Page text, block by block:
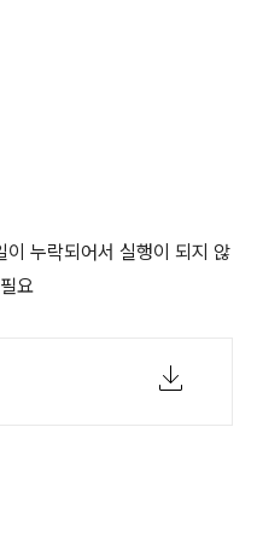
누락되어서 실행이 되지 않
요